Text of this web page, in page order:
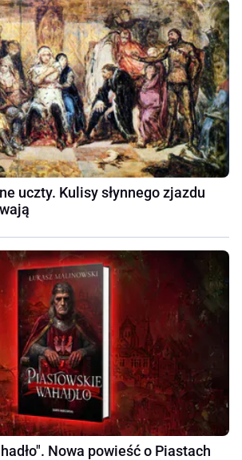
uczty. Kulisy słynnego zjazdu
Nowa powieść o Piastach